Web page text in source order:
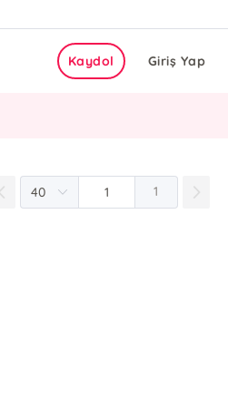
Giriş Yap
Kaydol
1